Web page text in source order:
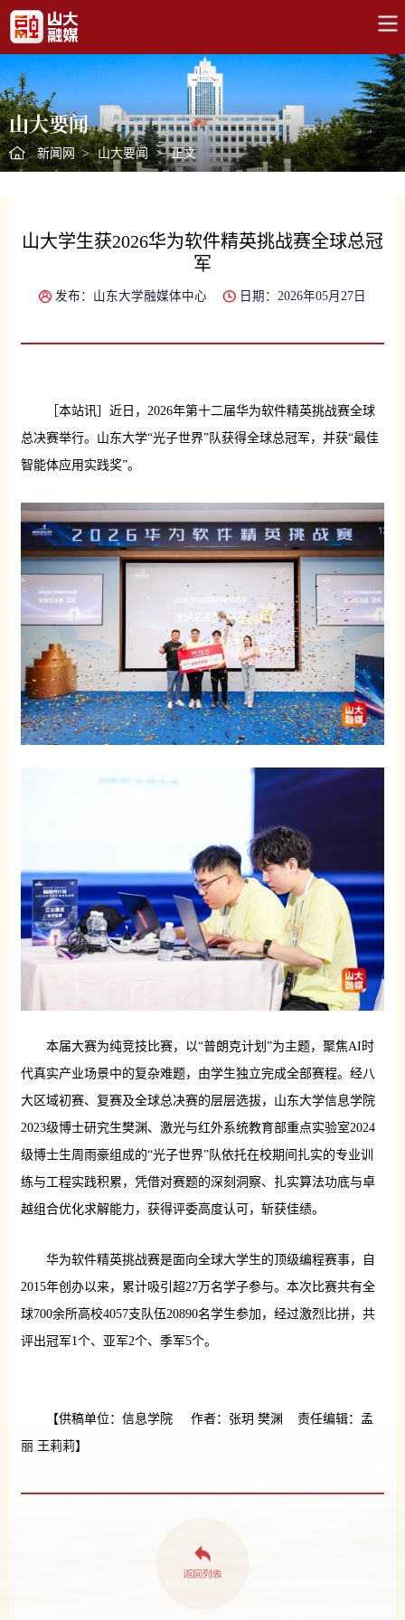
山大要闻
新闻网 > 山大要闻 > 正文
山大学生获2026华为软件精英挑战赛全球总冠
军
发布：山东大学融媒体中心 日期：2026年05月27日
［本站讯］近日，2026年第十二届华为软件精英挑战赛全球
总决赛举行。山东大学“光子世界”队获得全球总冠军，并获“最佳
智能体应用实践奖”。
本届大赛为纯竞技比赛，以“普朗克计划”为主题，聚焦AI时
代真实产业场景中的复杂难题，由学生独立完成全部赛程。经八
大区域初赛、复赛及全球总决赛的层层选拔，山东大学信息学院
2023级博士研究生樊渊、激光与红外系统教育部重点实验室2024
级博士生周雨豪组成的“光子世界”队依托在校期间扎实的专业训
练与工程实践积累，凭借对赛题的深刻洞察、扎实算法功底与卓
越组合优化求解能力，获得评委高度认可，斩获佳绩。
华为软件精英挑战赛是面向全球大学生的顶级编程赛事，自
2015年创办以来，累计吸引超27万名学子参与。本次比赛共有全
球700余所高校4057支队伍20890名学生参加，经过激烈比拼，共
评出冠军1个、亚军2个、季军5个。
【供稿单位：信息学院 作者：张玥 樊渊 责任编辑：孟
丽 王莉莉】